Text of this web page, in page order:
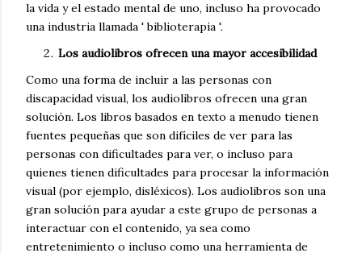
la vida y el estado mental de uno, incluso ha provocado
una industria llamada 'biblioterapia '.
Los audiolibros ofrecen una mayor accesibilidad
Como una forma de incluir a las personas con
discapacidad visual, los audiolibros ofrecen una gran
solución. Los libros basados ​​en texto a menudo tienen
fuentes pequeñas que son difíciles de ver para las
personas con dificultades para ver, o incluso para
quienes tienen dificultades para procesar la información
visual (por ejemplo, disléxicos). Los audiolibros son una
gran solución para ayudar a este grupo de personas a
interactuar con el contenido, ya sea como
entretenimiento o incluso como una herramienta de